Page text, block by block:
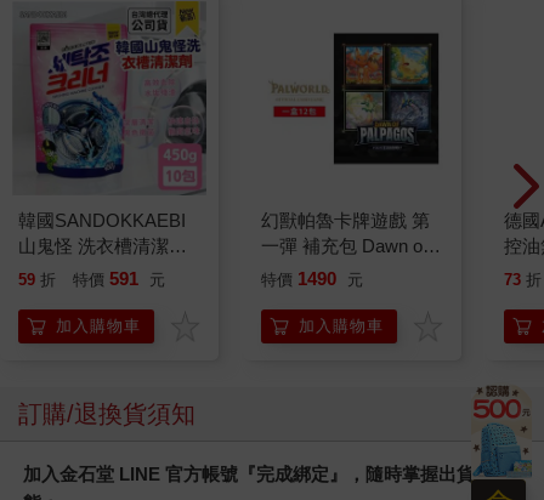
韓國SANDOKKAEBI
山鬼怪 洗衣槽清潔劑
450公克-10包組
59 折 特價 591 元
加入購物車
幻獸帕魯卡牌遊戲 第
一彈 補充包 Dawn of
Palpagos（日文版一
特價 1490 元
加入購物車
德國
控
凝露
調
滋
73 折
訂購/退換貨須知
加入金石堂 LINE 官方帳號『完成綁定』，隨時掌握出貨動